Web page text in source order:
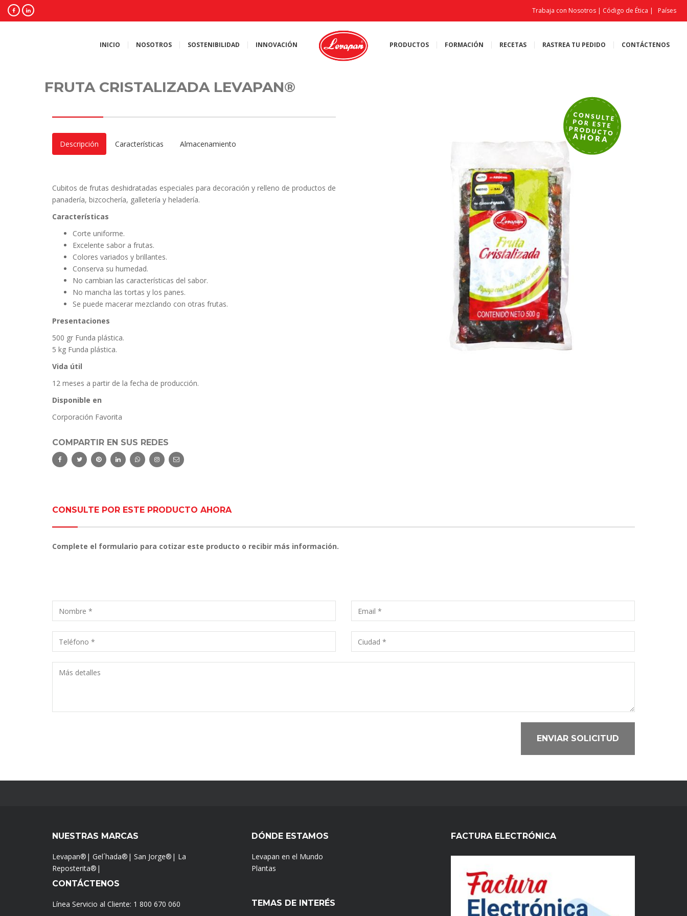
Trabaja con Nosotros | Código de Ética | Países
INICIO NOSOTROS SOSTENIBILIDAD INNOVACIÓN PRODUCTOS FORMACIÓN RECETAS RASTREA TU PEDIDO CONTÁCTENOS
FRUTA CRISTALIZADA LEVAPAN®
Descripción Características Almacenamiento
Cubitos de frutas deshidratadas especiales para decoración y relleno de productos de
panadería, bizcochería, galletería y heladería.
Características
Corte uniforme.
Excelente sabor a frutas.
Colores variados y brillantes.
Conserva su humedad.
No cambian las características del sabor.
No mancha las tortas y los panes.
Se puede macerar mezclando con otras frutas.
Presentaciones
500 gr Funda plástica.
5 kg Funda plástica.
Vida útil
12 meses a partir de la fecha de producción.
Disponible en
Corporación Favorita
COMPARTIR EN SUS REDES
CONSULTE POR ESTE PRODUCTO AHORA
Complete el formulario para cotizar este producto o recibir más información.
ENVIAR SOLICITUD
NUESTRAS MARCAS
Levapan® | Gel´hada® | San Jorge® | La
Reposterita® |
CONTÁCTENOS
Línea Servicio al Cliente: 1 800 670 060
DÓNDE ESTAMOS
Levapan en el Mundo
Plantas
TEMAS DE INTERÉS
FACTURA ELECTRÓNICA